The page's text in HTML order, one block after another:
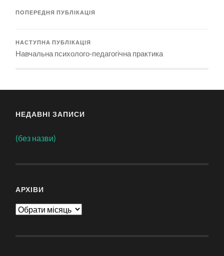
ПОПЕРЕДНЯ ПУБЛІКАЦІЯ
НАСТУПНА ПУБЛІКАЦІЯ
Навчальна психолого-педагогічна практика
НЕДАВНІ ЗАПИСИ
(без назви)
АРХІВИ
Архіви